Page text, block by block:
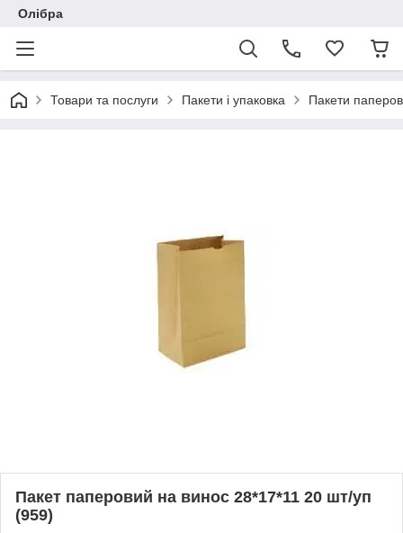
Олібра
Товари та послуги Пакети і упаковка Пакети
Пакет паперовий на винос 28*17*11 20 шт/уп
(959)